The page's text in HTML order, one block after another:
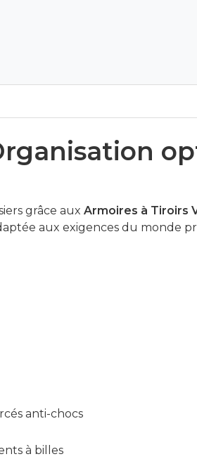
grâce aux Armoires à Tiroirs
aux exigences du monde
anti-chocs
à billes